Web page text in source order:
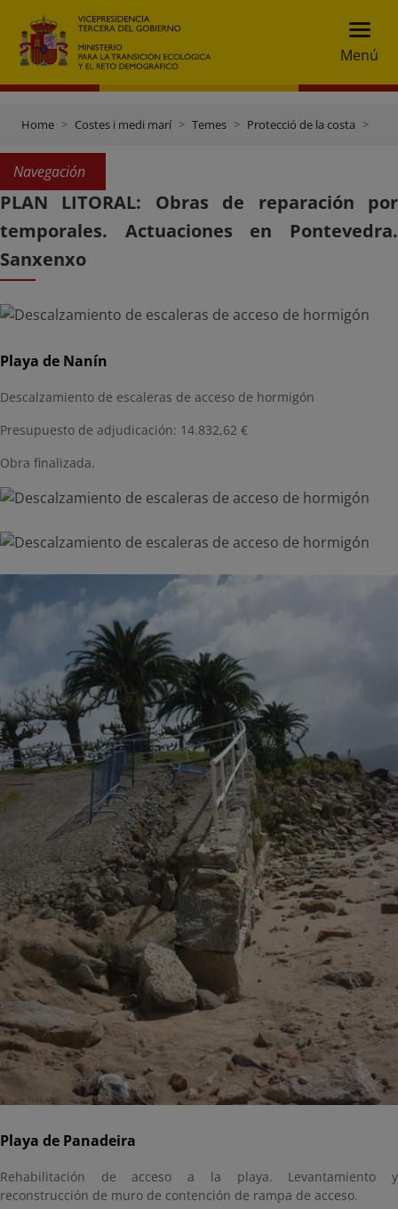
Menú
Home Costes i medi marí Temes Protecció de la costa
Navegación
PLAN LITORAL: Obras de reparación por
temporales. Actuaciones en Pontevedra.
Sanxenxo
Playa de Nanín
Descalzamiento de escaleras de acceso de hormigón
Presupuesto de adjudicación: 14.832,62 €
Obra finalizada.
Playa de Panadeira
Rehabilitación de acceso a la playa. Levantamiento y
reconstrucción de muro de contención de rampa de acceso.